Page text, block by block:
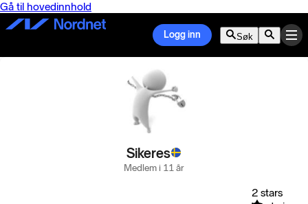
Gå til hovedinnhold
Logg inn Søk
Sikeres
Medlem i 11 år
2 stars